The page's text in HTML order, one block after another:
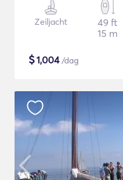
Zeiljacht
49 ft
15 m
$1,004/dag